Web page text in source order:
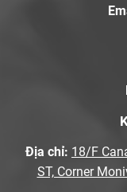
Địa chỉ: 18/F
ST, Corner